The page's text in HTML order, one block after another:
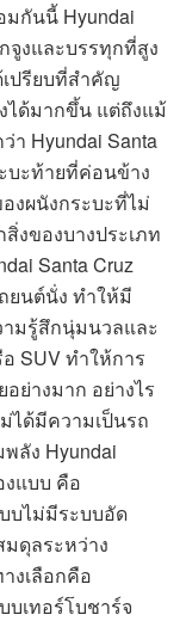
กันนี้ Hyundai
จูงและบรรทุกที่สูง
เปรียบที่สำคัญ
ได้มากขึ้น แต่ถึงแม้
Hyundai Santa
บะท้ายที่ค่อนข้าง
งผนังกระบะที่ไม่
งของบางประเภท
Santa Cruz
นต์นั่ง ทำให้มี
มรู้สึกนุ่มนวลและ
SUV ทำให้การ
ย่างมาก อย่างไร
ได้มีความเป็นรถ
ลัง Hyundai
งแบบ คือ
บไม่มีระบบอัด
มดุลระหว่าง
งเลือกคือ
บเทอร์โบชาร์จ